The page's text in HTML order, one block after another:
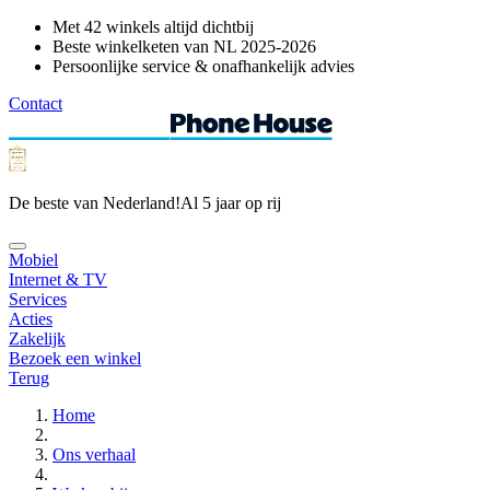
Met 42 winkels altijd dichtbij
Beste winkelketen van NL 2025-2026
Persoonlijke service & onafhankelijk advies
Contact
De beste van Nederland!Al 5 jaar op rij
Mobiel
Internet & TV
Services
Acties
Zakelijk
Bezoek een winkel
Terug
Home
Ons verhaal